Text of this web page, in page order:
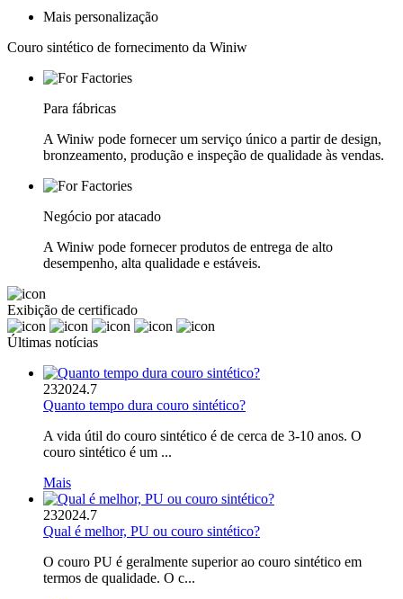
Mais personalização
Couro sintético de fornecimento da Winiw
Para fábricas
A Winiw pode fornecer um serviço único a partir de design,
bronzeamento, produção e inspeção de qualidade às vendas.
Negócio por atacado
A Winiw pode fornecer produtos de entrega de alto
desempenho, alta qualidade e estáveis.
Exibição de certificado
Últimas notícias
232024.7
Quanto tempo dura couro sintético?
A vida útil do couro sintético é de cerca de 3-10 anos. O
couro sintético é um ...
Mais
232024.7
Qual é melhor, PU ou couro sintético?
O couro PU é geralmente superior ao couro sintético em
termos de qualidade. O c...